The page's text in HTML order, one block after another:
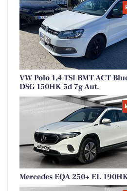
VW Polo 1,4 TSI BMT ACT
DSG 150HK 5d 7g Aut.
Mercedes EQA 250+ EL